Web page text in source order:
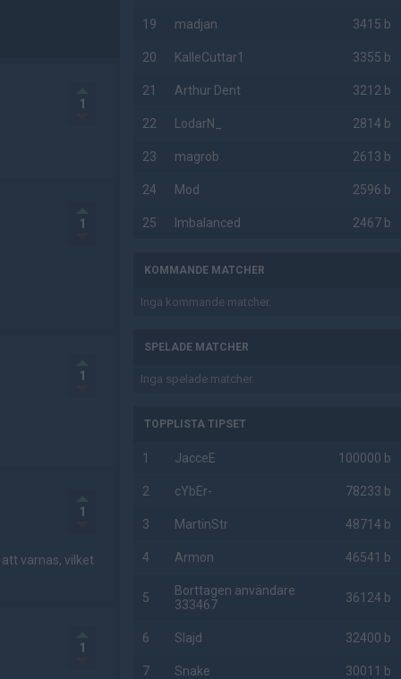
1
1
1
1
varnas, vilket
1
19 madjan 3415 b
20 KalleCuttar1 3355 b
21 Arthur Dent 3212 b
22 LodarN_ 2814 b
23 magrob 2613 b
24 Mod 2596 b
25 Imbalanced 2467 b
KOMMANDE MATCHER
Inga kommande matcher.
SPELADE MATCHER
Inga spelade matcher.
TOPPLISTA TIPSET
1 JacceE 100000 b
2 cYbEr- 78233 b
3 MartinStr 48714 b
4 Armon 46541 b
5
Borttagen användare
333467
36124 b
6 Slajd 32400 b
7 Snake 30011 b